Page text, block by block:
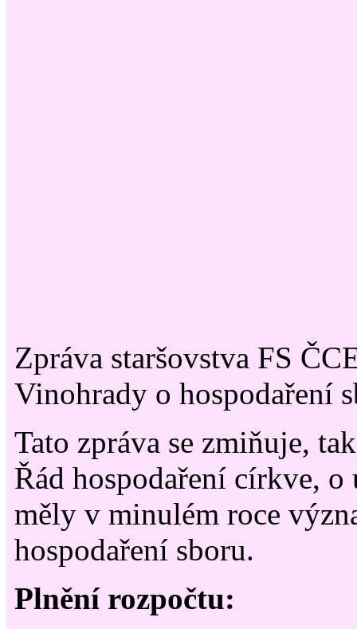
Zpráva staršovstva FS
Vinohrady o hospodaření
Tato zpráva se zmiňuje,
Řád hospodaření církve, o
měly v minulém roce
hospodaření sboru.
Plnění rozpočtu: